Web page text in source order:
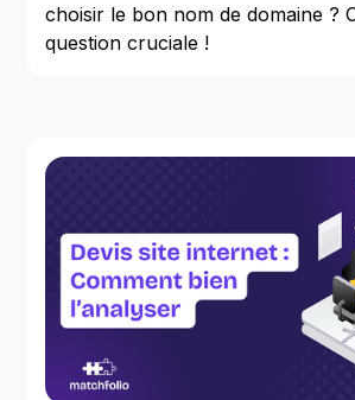
choisir le bon nom de domaine ?
question cruciale !